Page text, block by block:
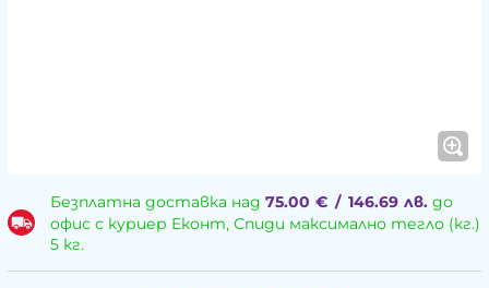
Безплатна доставка над 75.00 € / 146.69 лв.до
офис с куриер Еконт, Спиди максимално тегло (кг.)
5 кг.